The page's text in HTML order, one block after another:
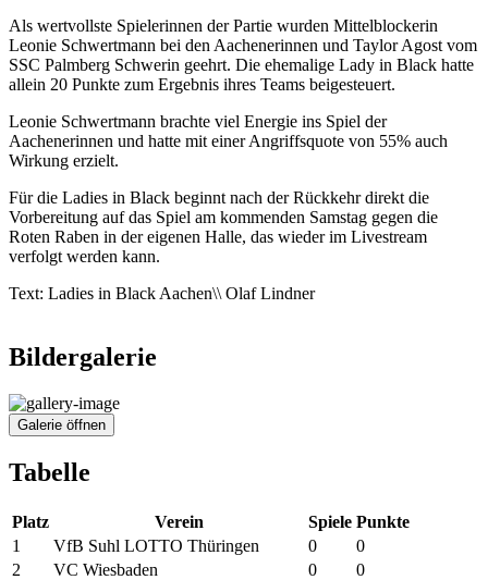
Als wertvollste Spielerinnen der Partie wurden Mittelblockerin
Leonie Schwertmann bei den Aachenerinnen und Taylor Agost vom
SSC Palmberg Schwerin geehrt. Die ehemalige Lady in Black hatte
allein 20 Punkte zum Ergebnis ihres Teams beigesteuert.
Leonie Schwertmann brachte viel Energie ins Spiel der
Aachenerinnen und hatte mit einer Angriffsquote von 55% auch
Wirkung erzielt.
Für die Ladies in Black beginnt nach der Rückkehr direkt die
Vorbereitung auf das Spiel am kommenden Samstag gegen die
Roten Raben in der eigenen Halle, das wieder im Livestream
verfolgt werden kann.
Text: Ladies in Black Aachen\\ Olaf Lindner
Bildergalerie
Galerie öffnen
Tabelle
Platz Verein Spiele Punkte
1
VfB Suhl LOTTO Thüringen 0
0
2
VC Wiesbaden 0
0